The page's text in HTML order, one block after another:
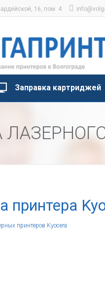
16, пом. 4
Заправка картриджей
принтера
принтеров Kyocera